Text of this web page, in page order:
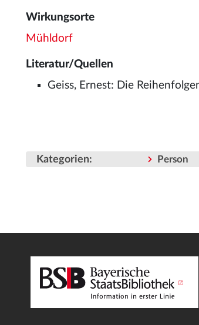
Wirkungsorte
Mühldorf
Literatur/Quellen
Geiss, Ernest: Die
Kategorien: Person